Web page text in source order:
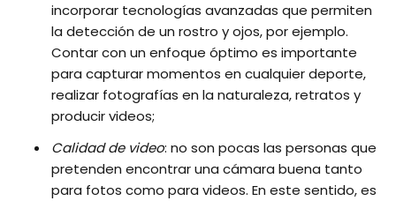
incorporar tecnologías avanzadas que permiten
la detección de un rostro y ojos, por ejemplo.
Contar con un enfoque óptimo es importante
para capturar momentos en cualquier deporte,
realizar fotografías en la naturaleza, retratos y
producir videos;
Calidad de video: no son pocas las personas que
pretenden encontrar una cámara buena tanto
para fotos como para videos. En este sentido, es